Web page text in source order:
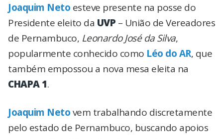
Joaquim Neto esteve presente na posse do
Presidente eleito da UVP – União de Vereadores
de Pernambuco, Leonardo José da Silva,
popularmente conhecido como Léo do AR, que
também empossou a nova mesa eleita na
CHAPA 1.
Joaquim Netovem trabalhando discretamente
pelo estado de Pernambuco, buscando apoios